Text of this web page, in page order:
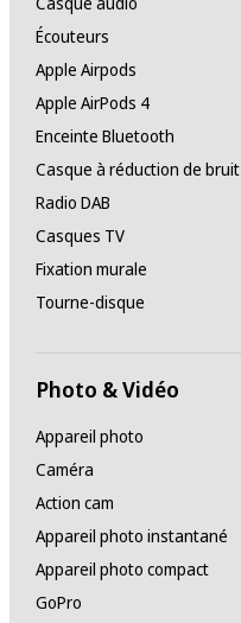
Écouteurs
Apple Airpods
Apple AirPods 4
Enceinte Bluetooth
Casque à réduction de bruit
Radio DAB
Casques TV
Fixation murale
Tourne-disque
Photo & Vidéo
Appareil photo
Caméra
Action cam
Appareil photo instantané
Appareil photo compact
GoPro